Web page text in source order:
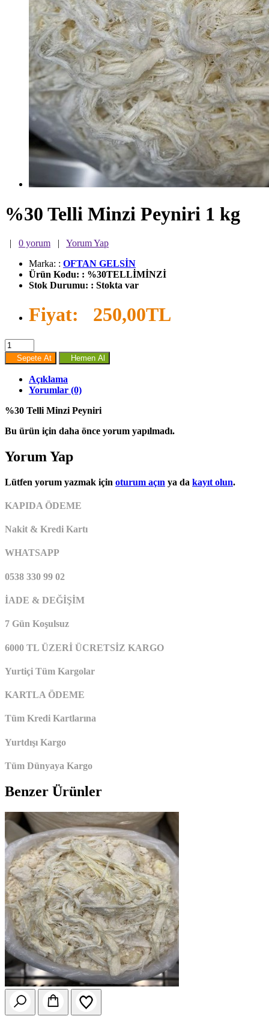
%30 Telli Minzi Peyniri 1 kg
| 0 yorum | Yorum Yap
Marka: : OFTAN GELSİN
Ürün Kodu: : %30TELLİMİNZİ
Stok Durumu: : Stokta var
Fiyat: 250,00TL
Sepete At Hemen Al
Açıklama
Yorumlar (0)
%30 Telli Minzi Peyniri
Bu ürün için daha önce yorum yapılmadı.
Yorum Yap
Lütfen yorum yazmak için oturum açın ya da kayıt olun.
KAPIDA ÖDEME
Nakit & Kredi Kartı
WHATSAPP
0538 330 99 02
İADE & DEĞİŞİM
7 Gün Koşulsuz
6000 TL ÜZERİ ÜCRETSİZ KARGO
Yurtiçi Tüm Kargolar
KARTLA ÖDEME
Tüm Kredi Kartlarına
Yurtdışı Kargo
Tüm Dünyaya Kargo
Benzer Ürünler